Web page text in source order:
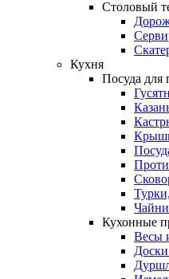
Столовый
Кухня
Посуда для
Кухонные
Весы